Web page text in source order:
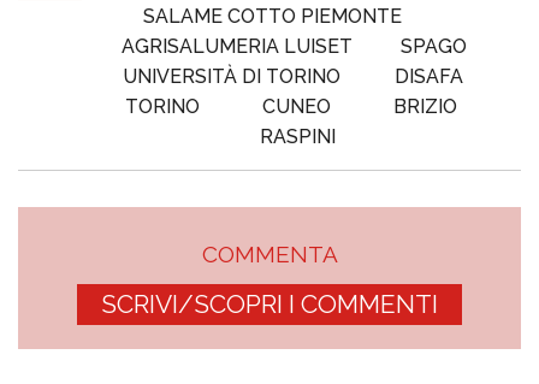
SALAME COTTO PIEMONTE
AGRISALUMERIA LUISET
SPAGO
UNIVERSITÀ DI TORINO
DISAFA
TORINO
CUNEO
BRIZIO
RASPINI
COMMENTA
SCRIVI/SCOPRI I COMMENTI